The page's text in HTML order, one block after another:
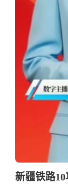
新疆铁路